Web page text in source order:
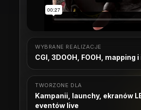
WYBRANE REALIZACJE
CGI, 3DOOH, FOOH, mapping
TWORZONE DLA
Kampanii, launchy, ekranów
eventów live